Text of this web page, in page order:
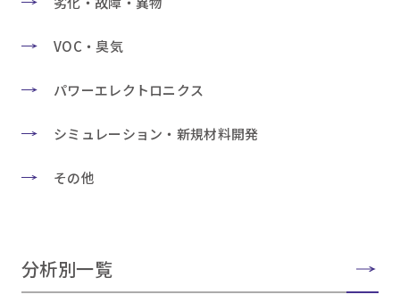
VOC・臭気
パワーエレクトロニクス
シミュレーション・新規材料開発
その他
分析別一覧